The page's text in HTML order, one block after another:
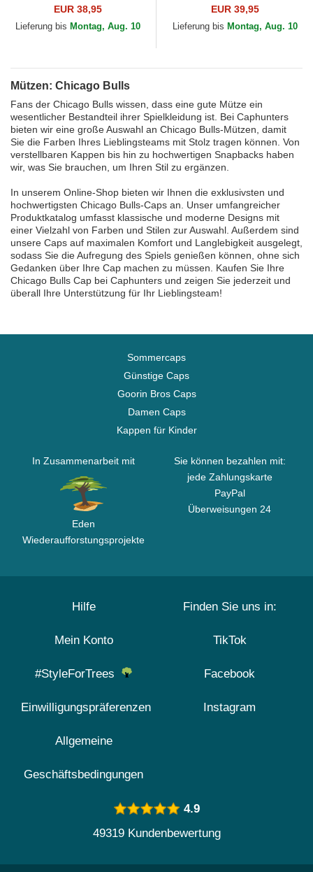
der Chicago Bulls NBA von
Mitchell & Ness
EUR 38,95
Lieferung bis Montag, Aug. 10
Chicago Bulls NBA von
Mitchell & Ness
EUR 39,95
Lieferung bis Montag, Aug. 10
Mützen: Chicago Bulls
Fans der Chicago Bulls wissen, dass eine gute Mütze ein
wesentlicher Bestandteil ihrer Spielkleidung ist. Bei Caphunters
bieten wir eine große Auswahl an Chicago Bulls-Mützen, damit
Sie die Farben Ihres Lieblingsteams mit Stolz tragen können. Von
verstellbaren Kappen bis hin zu hochwertigen Snapbacks haben
wir, was Sie brauchen, um Ihren Stil zu ergänzen.
In unserem Online-Shop bieten wir Ihnen die exklusivsten und
hochwertigsten Chicago Bulls-Caps an. Unser umfangreicher
Produktkatalog umfasst klassische und moderne Designs mit
einer Vielzahl von Farben und Stilen zur Auswahl. Außerdem sind
unsere Caps auf maximalen Komfort und Langlebigkeit ausgelegt,
sodass Sie die Aufregung des Spiels genießen können, ohne sich
Gedanken über Ihre Cap machen zu müssen. Kaufen Sie Ihre
Chicago Bulls Cap bei Caphunters und zeigen Sie jederzeit und
überall Ihre Unterstützung für Ihr Lieblingsteam!
Sommercaps
Günstige Caps
Goorin Bros Caps
Damen Caps
Kappen für Kinder
In Zusammenarbeit mit
Eden
Wiederaufforstungsprojekte
Sie können bezahlen mit:
jede Zahlungskarte
PayPal
Überweisungen 24
Hilfe
Mein Konto
#StyleForTrees
Einwilligungspräferenzen
Allgemeine
Geschäftsbedingungen
Finden Sie uns in:
TikTok
Facebook
Instagram
4.9
49319 Kundenbewertung